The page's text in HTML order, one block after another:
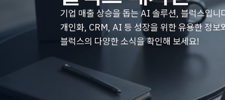
기업 매출 상승을 돕는 AI 솔루션, 블럭스입니
개인화, CRM, AI 등 성장을 위한 유용한 정보
블럭스의 다양한 소식을 확인해 보세요!